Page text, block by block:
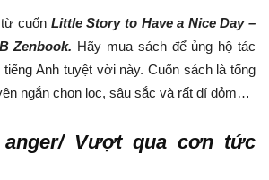
cuốn Little Story to Have a Nice Day –
Zenbook. Hãy mua sách để ủng hộ tác
Anh tuyệt vời này. Cuốn sách là tổng
ngắn chọn lọc, sâu sắc và rất dí dỏm…
anger/ Vượt qua cơn tức